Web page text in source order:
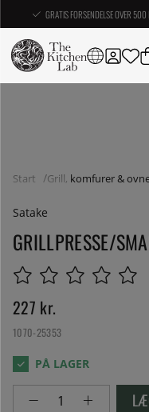
GRATIS FORSENDELSE OVER
Start Grill, komfurer &
Satake
GRILLPRESSE/
227 kr.
1070-25353